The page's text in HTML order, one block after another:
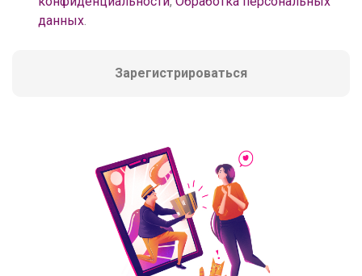
данных
Зарегистрироваться